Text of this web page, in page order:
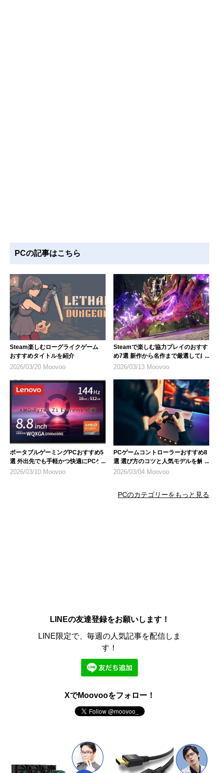
PCの記事はこちら
Steam楽しむローグライクゲーム
おすすめタイトルを紹介
2026/03/20 Moovoo
Steamで楽しむ協力プレイのおすす
め7選 新作から名作まで厳選して紹
介
2026/03/13 Moovoo
ポータブルゲーミングPCおすすめ5
選 外出先でも手軽かつ快適にPCゲ
ームが楽しめる
2026/03/10 Moovoo
PCゲームコントローラーおすすめ8
選 選び方のコツと人気モデルを解説
2026/03/04 Moovoo
PCのカテゴリーをもっと見る
LINEの友達登録をお願いします！
LINE限定で、毎週の人気記事を配信しま
す！
XでMoovooをフォロー！